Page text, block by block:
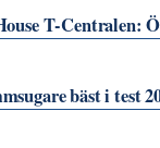
T‑Centralen:
bäst i test